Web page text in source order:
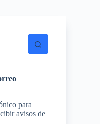
para
avisos de